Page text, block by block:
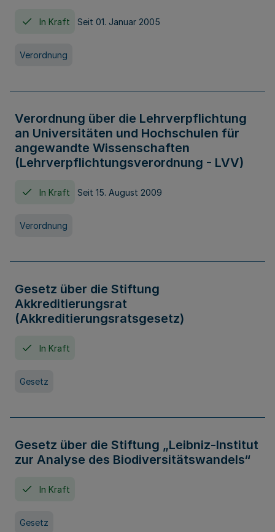
In Kraft Seit 01. Januar 2005
Verordnung
Verordnung über die Lehrverpflichtung
an Universitäten und Hochschulen für
angewandte Wissenschaften
(Lehrverpflichtungsverordnung - LVV)
In Kraft Seit 15. August 2009
Verordnung
Gesetz über die Stiftung
Akkreditierungsrat
(Akkreditierungsratsgesetz)
In Kraft
Gesetz
Gesetz über die Stiftung „Leibniz-Institut
zur Analyse des Biodiversitätswandels“
In Kraft
Gesetz